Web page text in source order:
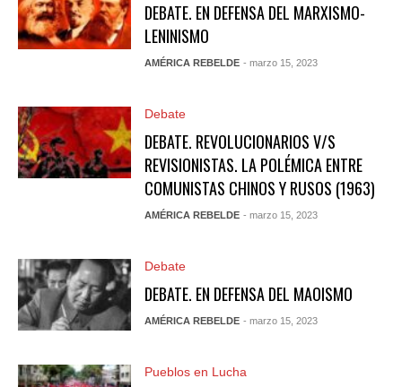
DEBATE. EN DEFENSA DEL MARXISMO-
LENINISMO
AMÉRICA REBELDE - marzo 15, 2023
Debate
DEBATE. REVOLUCIONARIOS V/S
REVISIONISTAS. LA POLÉMICA ENTRE
COMUNISTAS CHINOS Y RUSOS (1963)
AMÉRICA REBELDE - marzo 15, 2023
Debate
DEBATE. EN DEFENSA DEL MAOISMO
AMÉRICA REBELDE - marzo 15, 2023
Pueblos en Lucha